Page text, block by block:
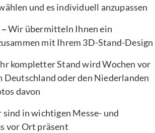
und es individuell anzupassen
Wir übermitteln Ihnen ein
mit Ihrem 3D-Stand-Design
kompletter Stand wird Wochen vor
Deutschland oder den Niederlanden
davon
sind in wichtigen Messe- und
vor Ort präsent